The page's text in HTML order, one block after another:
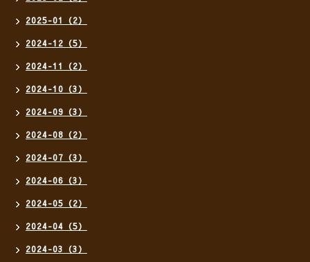
2025-01（2）
2024-12（5）
2024-11（2）
2024-10（3）
2024-09（3）
2024-08（2）
2024-07（3）
2024-06（3）
2024-05（2）
2024-04（5）
2024-03（3）